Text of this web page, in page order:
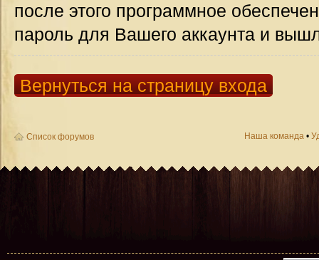
после этого программное
пароль для Вашего аккаунта и
Вернуться на страницу входа
Список форумов Наша команда •